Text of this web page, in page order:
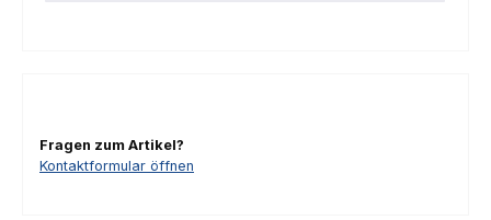
Fragen zum Artikel?
Kontaktformular öffnen